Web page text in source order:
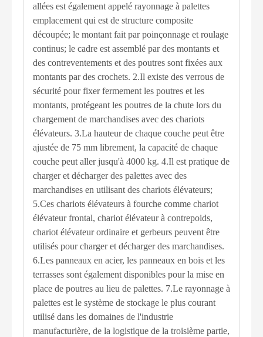
allées est également appelé rayonnage à palettes
emplacement qui est de structure composite
découpée; le montant fait par poinçonnage et roulage
continus; le cadre est assemblé par des montants et
des contreventements et des poutres sont fixées aux
montants par des crochets. 2.Il existe des verrous de
sécurité pour fixer fermement les poutres et les
montants, protégeant les poutres de la chute lors du
chargement de marchandises avec des chariots
élévateurs. 3.La hauteur de chaque couche peut être
ajustée de 75 mm librement, la capacité de chaque
couche peut aller jusqu'à 4000 kg. 4.Il est pratique de
charger et décharger des palettes avec des
marchandises en utilisant des chariots élévateurs;
5.Ces chariots élévateurs à fourche comme chariot
élévateur frontal, chariot élévateur à contrepoids,
chariot élévateur ordinaire et gerbeurs peuvent être
utilisés pour charger et décharger des marchandises.
6.Les panneaux en acier, les panneaux en bois et les
terrasses sont également disponibles pour la mise en
place de poutres au lieu de palettes. 7.Le rayonnage à
palettes est le système de stockage le plus courant
utilisé dans les domaines de l'industrie
manufacturière, de la logistique de la troisième partie,